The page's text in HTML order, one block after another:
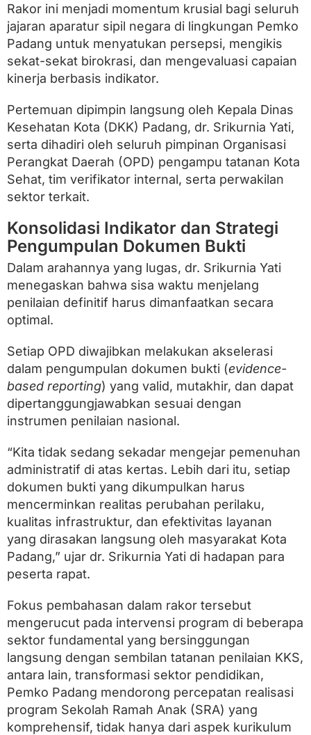
t
a
e
h
a
t
0
2
Rakor ini menjadi momentum krusial bagi seluruh
jajaran aparatur sipil negara di lingkungan Pemko
Padang untuk menyatukan persepsi, mengikis
sekat-sekat birokrasi, dan mengevaluasi capaian
kinerja berbasis indikator.
Pertemuan dipimpin langsung oleh Kepala Dinas
Kesehatan Kota (DKK) Padang, dr. Srikurnia Yati,
serta dihadiri oleh seluruh pimpinan Organisasi
Perangkat Daerah (OPD) pengampu tatanan Kota
Sehat, tim verifikator internal, serta perwakilan
sektor terkait.
Konsolidasi Indikator dan Strategi
Pengumpulan Dokumen Bukti
Dalam arahannya yang lugas, dr. Srikurnia Yati
menegaskan bahwa sisa waktu menjelang
penilaian definitif harus dimanfaatkan secara
optimal.
Setiap OPD diwajibkan melakukan akselerasi
dalam pengumpulan dokumen bukti (evidence-
based reporting) yang valid, mutakhir, dan dapat
dipertanggungjawabkan sesuai dengan
instrumen penilaian nasional.
“Kita tidak sedang sekadar mengejar pemenuhan
administratif di atas kertas. Lebih dari itu, setiap
dokumen bukti yang dikumpulkan harus
mencerminkan realitas perubahan perilaku,
kualitas infrastruktur, dan efektivitas layanan
yang dirasakan langsung oleh masyarakat Kota
Padang,” ujar dr. Srikurnia Yati di hadapan para
peserta rapat.
Fokus pembahasan dalam rakor tersebut
mengerucut pada intervensi program di beberapa
sektor fundamental yang bersinggungan
langsung dengan sembilan tatanan penilaian KKS,
antara lain, transformasi sektor pendidikan,
Pemko Padang mendorong percepatan realisasi
program Sekolah Ramah Anak (SRA) yang
komprehensif, tidak hanya dari aspek kurikulum